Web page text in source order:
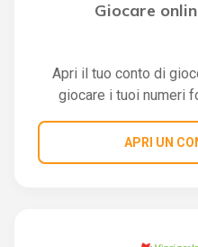
Giocare
Apri il tuo conto di
giocare i tuoi numeri
APRI UN